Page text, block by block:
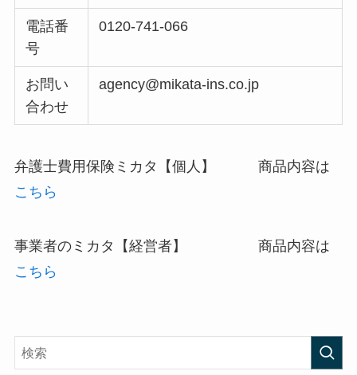
電話番
号
0120-741-066
お問い
合わせ
agency@mikata-ins.co.jp
弁護士費用保険ミカタ【個人】 商品内容は
こちら
事業者のミカタ【経営者】 商品内容は
こちら